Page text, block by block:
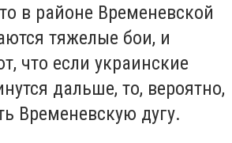
в районе Временевской
тяжелые бои, и
что если украинские
дальше, то, вероятно,
Временевскую дугу.